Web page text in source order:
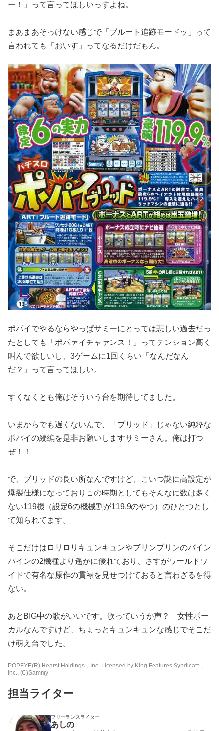
ー！」って言ってほしいっすよね。
まあまあそっけない感じで「ブルート追跡モードッ」って
言われて も「おいす」ってなるだけだもん。
ポパイでやるならやっぱサミーにとっては悲しい過去だっ
たとして も「ポパァイチャァンス！」ってテンション高く
叫んで欲しいし、 3ゲームに1回くらい「なんだなん
だ？」って言ってほしい。
すくなくとも俺はそういう台を期待してました。
いまからでも遅くないんで、「ブリッド」じゃない純粋な
ポパイの続編を是非お願いしますサミーさん。俺は打つ
ぜ！！
で、ブリッドの良い所なんですけど、こいつ謎に高設定が
爆裂仕様になっておりこの時期としてもそんなに数は多く
ない119機（設定6の機械割が119.9のやつ）のひとつとし
て知られてます。
そこだけはロリロリキュンキュンやブリンブリンのバイン
バインの2機種より遥かに優れており、さすがワールドワ
イドで有名な原作の貫禄を見せつけておると言わざるを得
ない。
あとBIG中の歌がいいです。歌っていうか声？ 女性ボー
カルなんですけど、ちょっとキュンキュンな感じでそこだ
け萌え台でした。
POPEYE(R) Hearst Holdings，Inc. Licensed by King Features Syndicate，
Inc., (C)Sammy
担当ライター
フリーランスライター
あしの